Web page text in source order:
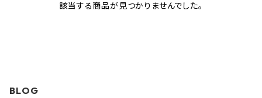
該当する商品が見つかりませんでした。
BLOG